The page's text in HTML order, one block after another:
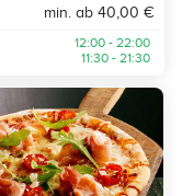
min. ab 40,00 €
12:00 - 22:00
11:30 - 21:30